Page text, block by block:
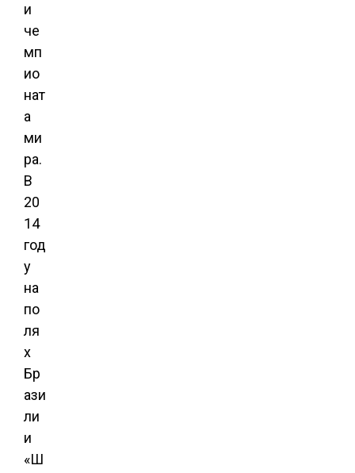
и
че
мп
ио
нат
а
ми
ра.
В
20
14
год
у
на
по
ля
х
Бр
ази
ли
и
«Ш